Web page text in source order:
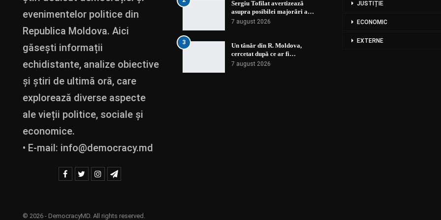
evenimentelor politice din
Republica Moldova. Aici
găsești informații
echidistante, analize obiective
și știri de ultimă oră, care
explorează diverse aspecte
ale vieții politice, sociale și
economice.
• E-mail: info@democracy.md
Sergiu Tofilat avertizează
asupra posibilei majorări a…
7 august 2026
3
Un tânăr din R. Moldova,
cercetat după ce ar fi…
7 august 2026
JUSTIȚIE
ECONOMIC
EXTERNE
© 2026 - DemocracyMD. All rights reserved.